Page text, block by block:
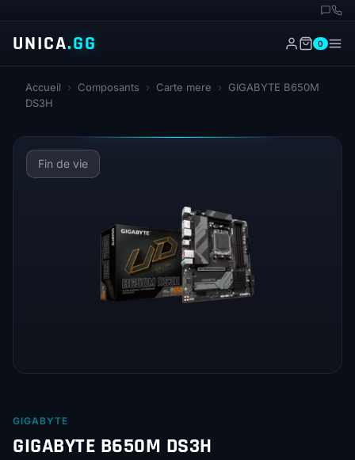
UNICA.GG 0
Accueil › Composants › Carte mere ›
GIGABYTE B650M
DS3H
Fin de vie
GIGABYTE
GIGABYTE B650M DS3H